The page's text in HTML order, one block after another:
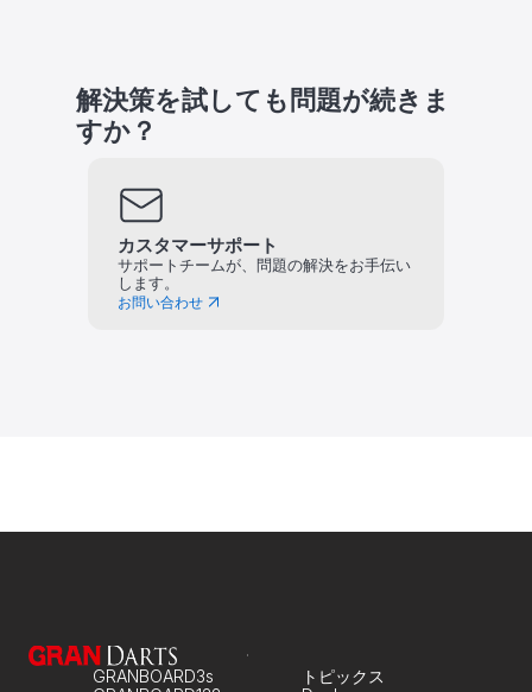
解決策を試しても問題が続きま
すか？
カスタマーサポート
サポートチームが、問題の解決をお手伝い
します。
お問い合わせ
GRANBOARD3s
トピックス